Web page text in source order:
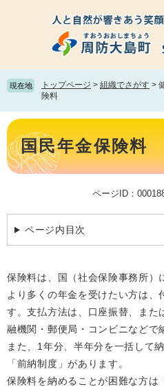
頭
で
飛
ば
て
文
へ
現在地 トップページ > 組織でさがす >
険料
本
文 国民年金保険料
ページID：
ページ内目次
保険料は、国（社会保険事務所）
より多くの年金を受けたい方は、
す。支払方法は、口座振替、また
融機関・郵便局・コンビニなどで
また、1年分、半年分を一括して
「前納制度」があります。
保険料を納めることが困難な方は